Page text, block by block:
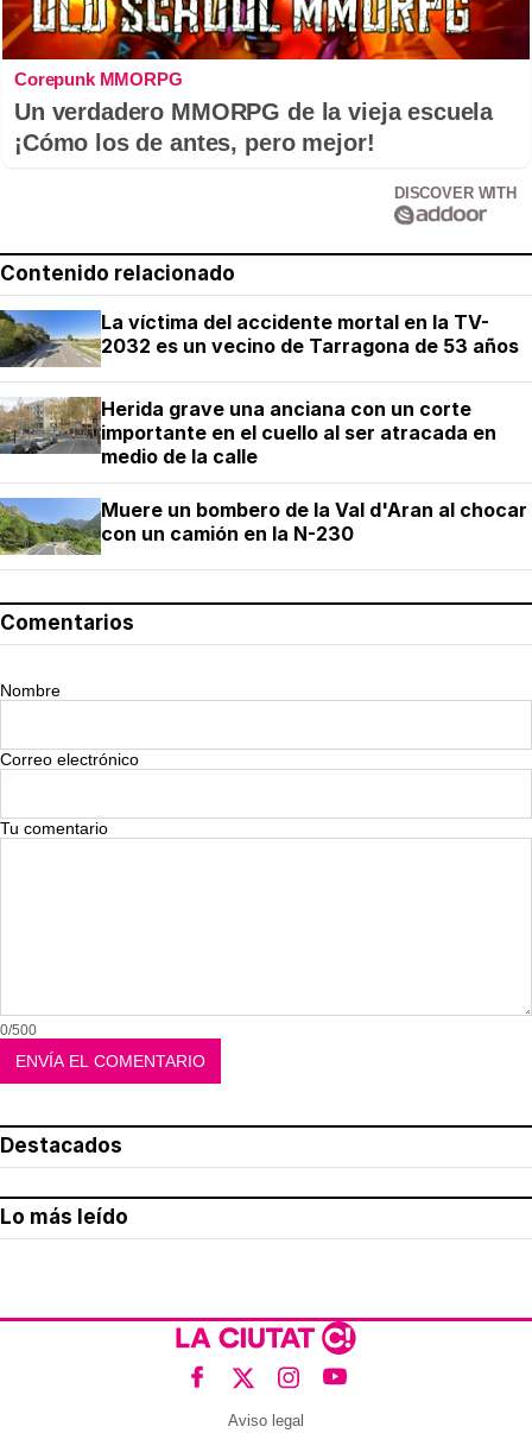
Corepunk MMORPG
Un verdadero MMORPG de la vieja escuela
¡Cómo los de antes, pero mejor!
DISCOVER WITH
Contenido relacionado
La víctima del accidente mortal en la TV-
2032 es un vecino de Tarragona de 53 años
Herida grave una anciana con un corte
importante en el cuello al ser atracada en
medio de la calle
Muere un bombero de la Val d'Aran al chocar
con un camión en la N-230
Comentarios
Nombre
Correo electrónico
Tu comentario
0/500
Destacados
Lo más leído
Aviso legal